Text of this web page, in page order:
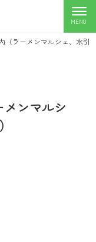
（ラーメンマルシェ、水引
ンマルシ